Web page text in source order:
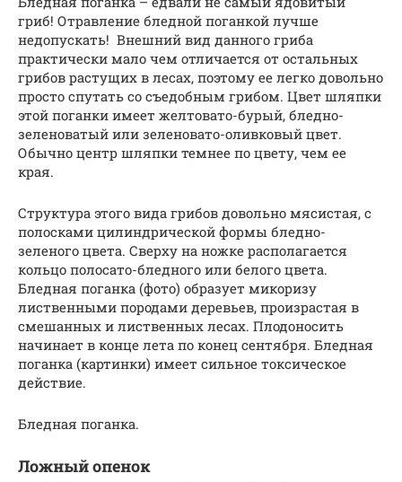
гриб! Отравление бледной поганкой лучше
недопускать! Внешний вид данного гриба
практически мало чем отличается от остальных
грибов растущих в лесах, поэтому ее легко довольно
просто спутать со съедобным грибом. Цвет шляпки
этой поганки имеет желтовато-бурый, бледно-
зеленоватый или зеленовато-оливковый цвет.
Обычно центр шляпки темнее по цвету, чем ее
края.
Структура этого вида грибов довольно мясистая, с
полосками цилиндрической формы бледно-
зеленого цвета. Сверху на ножке располагается
кольцо полосато-бледного или белого цвета.
Бледная поганка (фото) образует микоризу
лиственными породами деревьев, произрастая в
смешанных и лиственных лесах. Плодоносить
начинает в конце лета по конец сентября. Бледная
поганка (картинки) имеет сильное токсическое
действие.
Бледная поганка.
Ложный опенок